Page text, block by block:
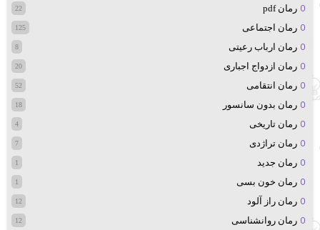
رمان pdf 22
رمان اجتماعی 125
رمان ارباب رعیتی 8
رمان ازدواج اجباری 20
رمان انتقامی 52
رمان بدون سانسور 18
رمان تاریخی 4
رمان تراژدی 7
رمان جدید 1
رمان خون بسی 1
رمان راز آلود 12
رمان روانشناسی 12